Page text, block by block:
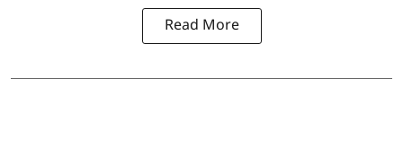
Read More